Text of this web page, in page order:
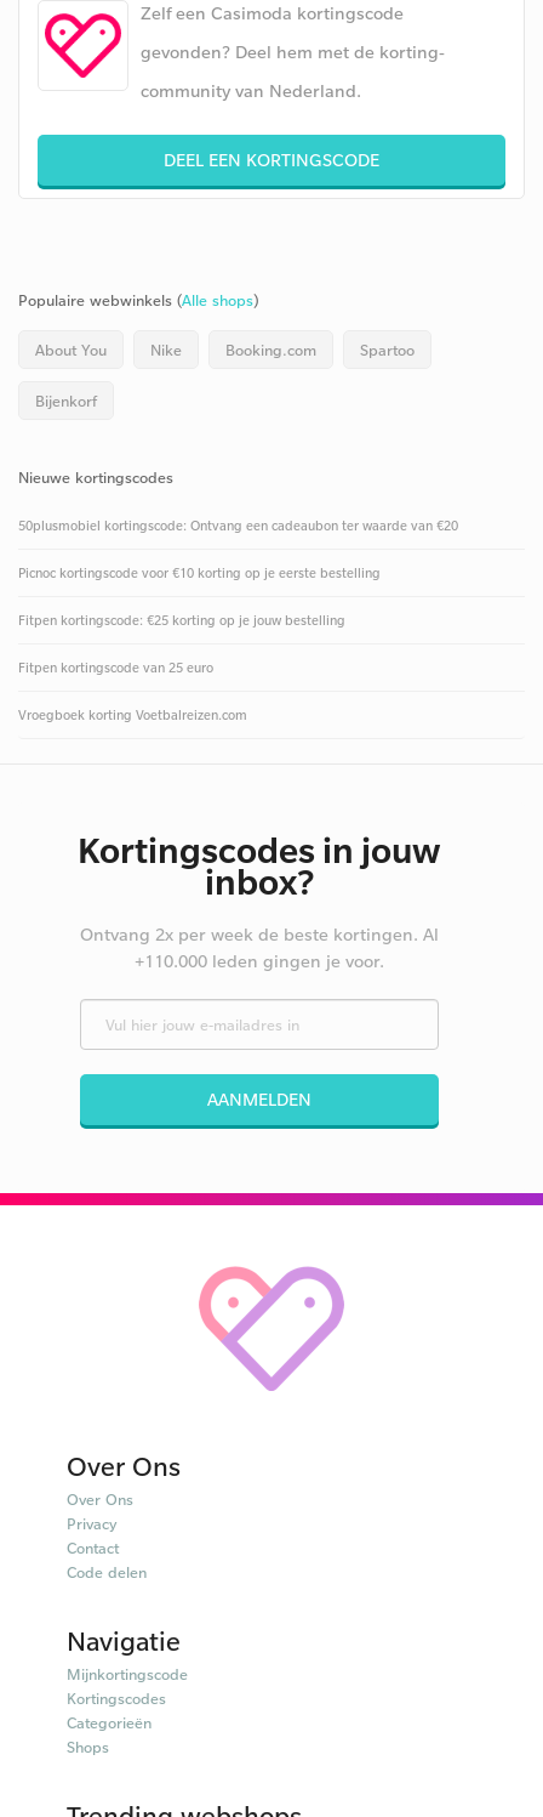
Zelf een Casimoda kortingscode
gevonden? Deel hem met de korting-
community van Nederland.
DEEL EEN KORTINGSCODE
Populaire webwinkels (Alle shops)
About You Nike Booking.com Spartoo
Bijenkorf
Nieuwe kortingscodes
50plusmobiel kortingscode: Ontvang een cadeaubon ter waarde van €20
Picnoc kortingscode voor €10 korting op je eerste bestelling
Fitpen kortingscode: €25 korting op je jouw bestelling
Fitpen kortingscode van 25 euro
Vroegboek korting Voetbalreizen.com
Kortingscodes in jouw
inbox?
Ontvang 2x per week de beste kortingen. Al
+110.000 leden gingen je voor.
AANMELDEN
Over Ons
Over Ons
Privacy
Contact
Code delen
Navigatie
Mijnkortingscode
Kortingscodes
Categorieën
Shops